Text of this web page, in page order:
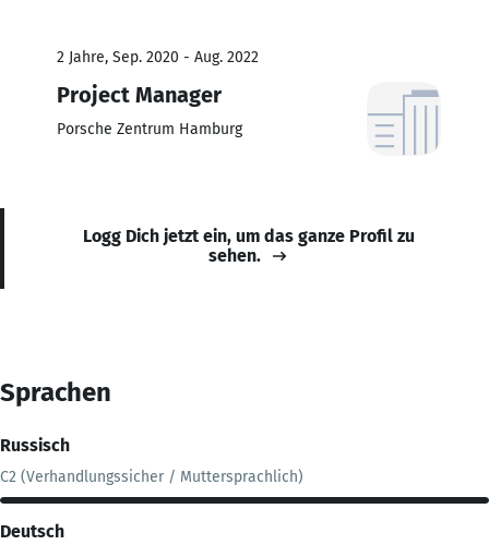
2 Jahre, Sep. 2020 - Aug. 2022
Project Manager
Porsche Zentrum Hamburg
Logg Dich jetzt ein, um das ganze Profil zu
sehen.
Sprachen
Russisch
C2 (Verhandlungssicher / Muttersprachlich)
Deutsch